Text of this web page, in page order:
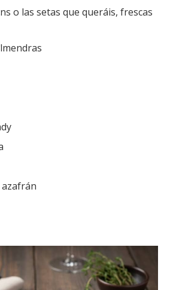
o las setas que queráis, frescas